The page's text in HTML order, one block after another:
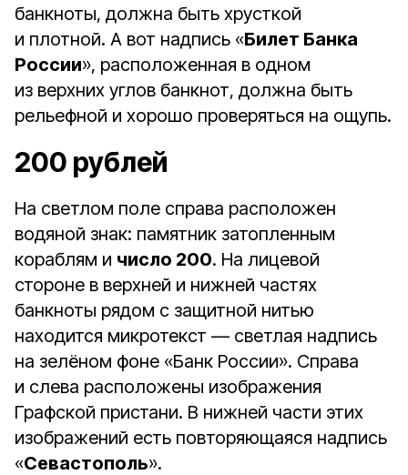
банкноты, должна быть хрусткой
и плотной. А вот надпись «Билет Банка
России», расположенная в одном
из верхних углов банкнот, должна быть
рельефной и хорошо проверяться на ощупь.
200 рублей
На светлом поле справа расположен
водяной знак: памятник затопленным
кораблям и число 200. На лицевой
стороне в верхней и нижней частях
банкноты рядом с защитной нитью
находится микротекст — светлая надпись
на зелёном фоне «Банк России». Справа
и слева расположены изображения
Графской пристани. В нижней части этих
изображений есть повторяющаяся надпись
«Севастополь».